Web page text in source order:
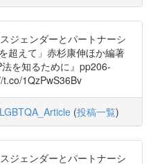
ジェンダーとパートナーシ
超えて」赤杉康伸ほか編著
を知るために』pp206-
1QzPwS36Bv
(投稿一覧)
ジェンダーとパートナーシ